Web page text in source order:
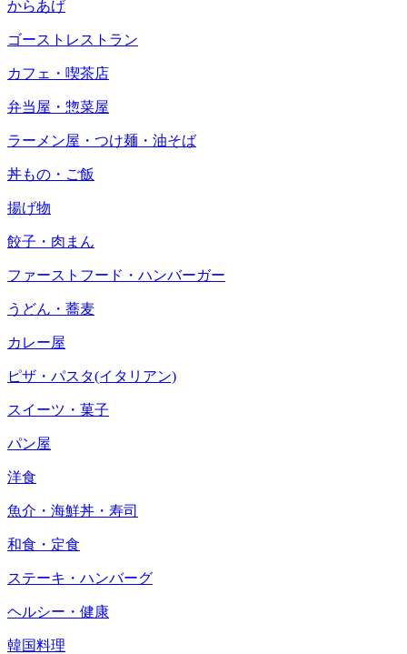
からあげ
ゴーストレストラン
カフェ・喫茶店
弁当屋・惣菜屋
ラーメン屋・つけ麺・油そば
丼もの・ご飯
揚げ物
餃子・肉まん
ファーストフード・ハンバーガー
うどん・蕎麦
カレー屋
ピザ・パスタ(イタリアン)
スイーツ・菓子
パン屋
洋食
魚介・海鮮丼・寿司
和食・定食
ステーキ・ハンバーグ
ヘルシー・健康
韓国料理